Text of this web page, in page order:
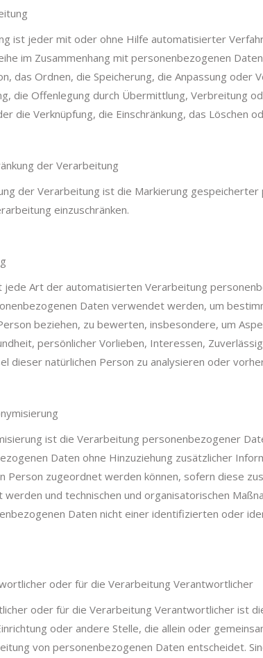
ist jeder mit oder ohne Hilfe automatisierter
im Zusammenhang mit personenbezogenen
das Ordnen, die Speicherung, die Anpassung oder
die Offenlegung durch Übermittlung, Verbreitung
die Verknüpfung, die Einschränkung, das Löschen
der Verarbeitung
der Verarbeitung ist die Markierung
einzuschränken.
jede Art der automatisierten Verarbeitung
Daten verwendet werden, um
beziehen, zu bewerten, insbesondere, um
persönlicher Vorlieben, Interessen,
dieser natürlichen Person zu analysieren oder
ist die Verarbeitung personenbezogener
Daten ohne Hinzuziehung zusätzlicher
Person zugeordnet werden können, sofern diese
werden und technischen und organisatorischen
Daten nicht einer identifizierten oder
oder für die Verarbeitung Verantwortlicher
oder für die Verarbeitung Verantwortlicher ist
oder andere Stelle, die allein oder
von personenbezogenen Daten entscheidet.